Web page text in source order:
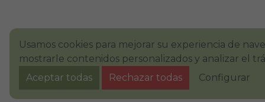
Usamos cookies para mejorar su experiencia de
mostrarle contenidos personalizados y analizar el
Aceptar todas
Rechazar todas Configurar